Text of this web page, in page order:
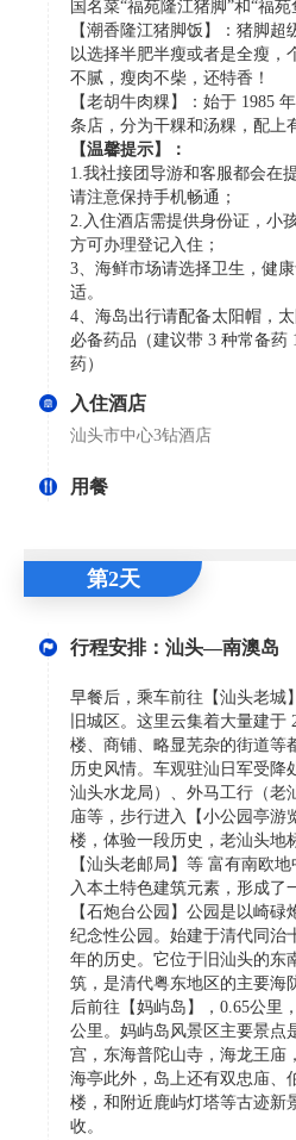
国名菜“福苑隆江猪脚”和“福苑
【潮香隆江猪脚饭】：猪脚
以选择半肥半瘦或者是全瘦，
不腻，瘦肉不柴，还特香！
【老胡牛肉粿】：始于 1985
条店，分为干粿和汤粿，配上
【温馨提示】：
1.我社接团导游和客服都会在
请注意保持手机畅通；
2.入住酒店需提供身份证，小
方可办理登记入住；
3、海鲜市场请选择卫生，健
适。
4、海岛出行请配备太阳帽，
必备药品（建议带 3 种常备药
药）
入住酒店
汕头市中心3钻酒店
用餐
第2天
行程安排：汕头—南澳岛
早餐后，乘车前往【汕头老城
旧城区。这里云集着大量建于
楼、商铺、略显芜杂的街道等
历史风情。车观驻汕日军受降
汕头水龙局）、外马工行（老
庙等，步行进入【小公园亭游
楼，体验一段历史，老汕头地
【汕头老邮局】等 富有南欧
入本土特色建筑元素，形成了
【石炮台公园】公园是以崎
纪念性公园。始建于清代同治
年的历史。它位于旧汕头的东
筑，是清代粤东地区的主要海
后前往【妈屿岛】，0.65公里
公里。妈屿岛风景区主要景点
宫，东海普陀山寺，海龙王庙
海亭此外，岛上还有双忠庙、
楼，和附近鹿屿灯塔等古迹新
收。